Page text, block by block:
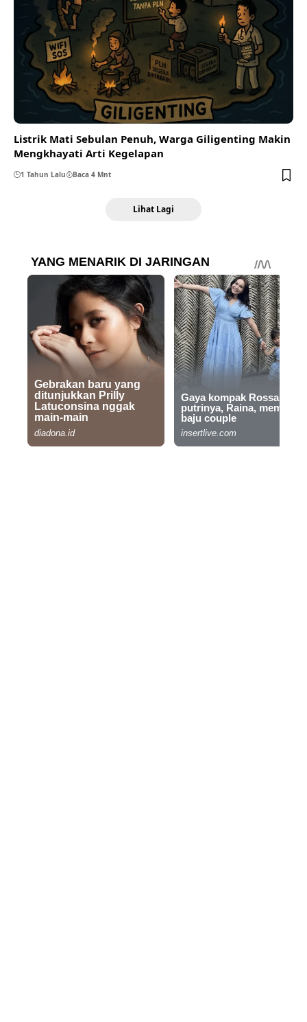
Listrik Mati Sebulan Penuh, Warga Giligenting Makin
Mengkhayati Arti Kegelapan
1 Tahun Lalu Baca 4 Mnt
Lihat Lagi